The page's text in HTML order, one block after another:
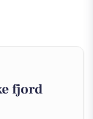
fjord